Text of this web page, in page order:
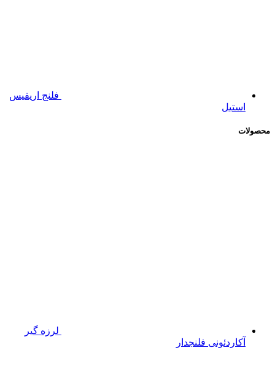
فلنج اریفیس
استیل
محصولات
لرزه گیر
آکاردئونی فلنجدار